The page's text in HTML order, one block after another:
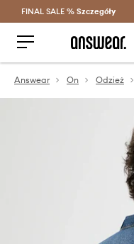
FINAL SALE % Szczegóły
Answear On Odzież